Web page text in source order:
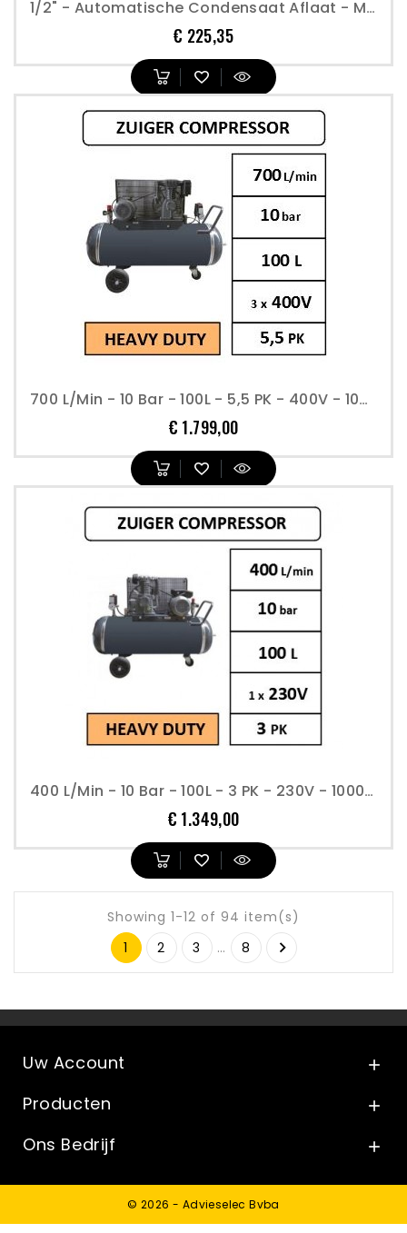
1/2" - Automatische Condensaat Aflaat - Magneet Principe
€ 225,35Prijs
700 L/min - 10 Bar - 100L - 5,5 PK - 400V - 1000 T/min - Compressor Industrieel
€ 1.799,00Prijs
400 L/min - 10 Bar - 100L - 3 PK - 230V - 1000 T/min - Compressor Professioneel
€ 1.349,00Prijs
Showing 1-12 of 94 item(s)
1
2 3 … 8 
Uw Account 
Producten 
Ons Bedrijf 
© 2026 - Advieselec Bvba